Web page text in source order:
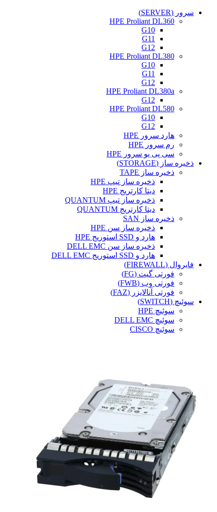
سرور (SERVER)
HPE Proliant DL360
G10
G11
G12
HPE Proliant DL380
G10
G11
G12
HPE Proliant DL380a
G12
HPE Proliant DL580
G10
G12
هارد سرور HPE
رم سرور HPE
سی پی یو سرور HPE
ذخیره ساز (STORAGE)
ذخیره ساز TAPE
ذخیره ساز تیپ HPE
دیتا کارتریج HPE
ذخیره ساز تیپ QUANTUM
دیتا کارتریج QUANTUM
ذخیره ساز SAN
ذخیره ساز سن HPE
هارد و SSD استوریج HPE
ذخیره ساز سن DELL EMC
هارد و SSD استوریج DELL EMC
فایروال (FIREWALL)
فورتی گیت (FG)
فورتی وب (FWB)
فورتی آنالایزر (FAZ)
سوئیچ (SWITCH)
سوئیچ HPE
سوئیچ DELL EMC
سوئیچ CISCO